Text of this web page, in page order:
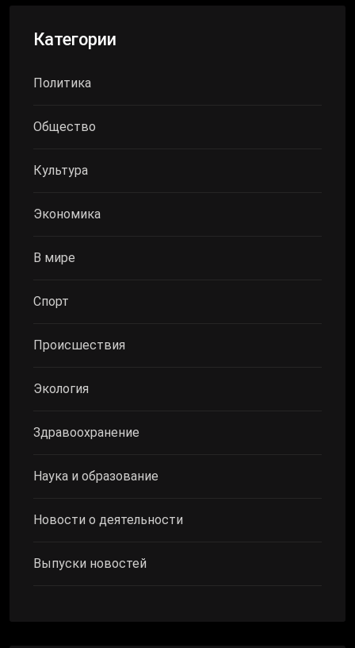
Категории
Политика
Общество
Культура
Экономика
В мире
Спорт
Происшествия
Экология
Здравоохранение
Наука и образование
Новости о деятельности
Выпуски новостей